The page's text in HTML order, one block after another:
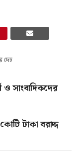
দেহ
ও সাংবাদিকদের
টাকা বরাদ্দ